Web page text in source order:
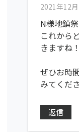
2021年12
N様地鎮
これから
きますね！
ぜひお時
みてくだ
返信